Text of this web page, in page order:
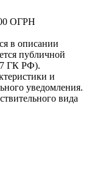
ОГРН
в описании
публичной
ГК РФ).
и
уведомления.
вида